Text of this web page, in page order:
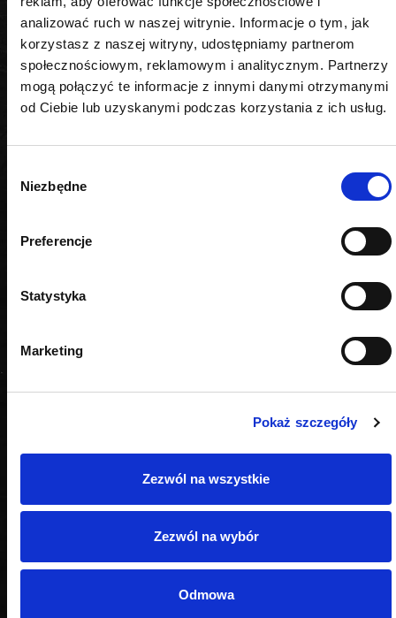
analizować ruch w naszej witrynie. Informacje o tym, jak
korzystasz z naszej witryny, udostępniamy partnerom
społecznościowym, reklamowym i analitycznym. Partnerzy
mogą połączyć te informacje z innymi danymi otrzymanymi
od Ciebie lub uzyskanymi podczas korzystania z ich usług.
zgody
Niezbędne
Preferencje
Statystyka
Marketing
Pokaż szczegóły
Zezwól na wszystkie
Zezwól na wybór
Odmowa
PODOBNE PRODUKTY
OPINIE